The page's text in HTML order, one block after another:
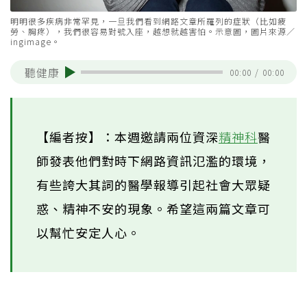
明明很多疾病非常罕見，一旦我們看到網路文章所羅列的症狀（比如疲
勞、胸疼），我們很容易對號入座，越想就越害怕。示意圖，圖片來源／
ingimage。
聽健康 00:00 / 00:00
【編者按】：本週邀請兩位資深精神科醫
師發表他們對時下網路資訊氾濫的環境，
有些誇大其詞的醫學報導引起社會大眾疑
惑、精神不安的現象。希望這兩篇文章可
以幫忙安定人心。